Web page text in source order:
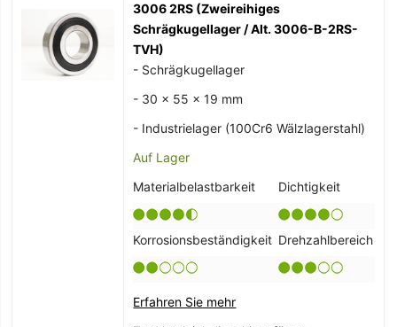
3006 2RS (Zweireihiges
Schrägkugellager / Alt. 3006-B-2RS-
TVH)
- Schrägkugellager
- 30 x 55 x 19 mm
- Industrielager (100Cr6 Wälzlagerstahl)
Auf Lager
Materialbelastbarkeit
Dichtigkeit
Korrosionsbeständigkeit Drehzahlbereich
Erfahren Sie mehr